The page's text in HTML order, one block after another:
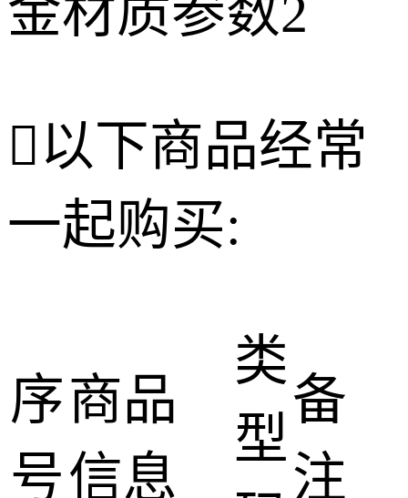
以下商品经常
一起购买:
序
号
商品
信息
类
型
备
注